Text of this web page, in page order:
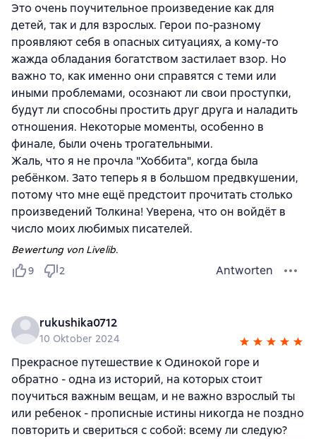
Это очень поучительное произведение как для
детей, так и для взрослых. Герои по-разному
проявляют себя в опасных ситуациях, а кому-то
жажда обладания богатством застилает взор. Но
важно то, как именно они справятся с теми или
иными проблемами, осознают ли свои проступки,
будут ли способны простить друг друга и наладить
отношения. Некоторые моменты, особенно в
финале, были очень трогательными.
Жаль, что я не прочла "Хоббита", когда была
ребёнком. Зато теперь я в большом предвкушении,
потому что мне ещё предстоит прочитать столько
произведений Толкина! Уверена, что он войдёт в
число моих любимых писателей.
Bewertung von Livelib.
9
2 Antworten
rukushika0712
10 Oktober 2024
Прекрасное путешествие к Одинокой горе и
обратно - одна из историй, на которых стоит
поучиться важным вещам, и не важно взрослый ты
или ребенок - прописные истины никогда не поздно
повторить и свериться с собой: всему ли следую?